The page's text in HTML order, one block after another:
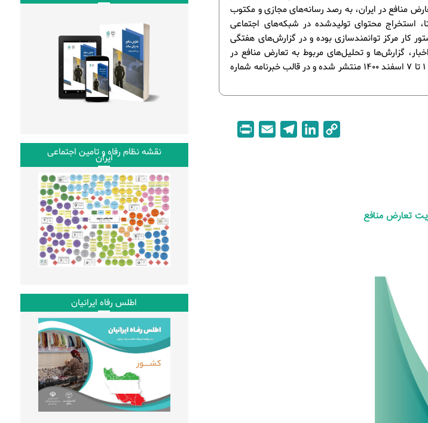
منافع در ایران، به رصد رسانه‌های مجازی و مکتوب
استخراج محتوای تولیدشده در شبکه‌های اجتماعی
کار مرکز توانمندسازی بوده و در گزارش‌های هفتگی
گزارش‌ها و تحلیل‌های مربوط به تعارض منافع در
رسانه‌های عمومی است که در بازه زمانی 1 تا 7 اسفند 1400 منتشر شده و در قالب خبرنامه شماره
تعارض منافع
نقشه نظام رفاه و تامین اجتماعی
ایران
اطلس رفاه ایرانیان